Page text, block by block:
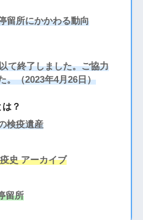
留所にかかわる動向
て終了しました。ご協力
。（2023年4月26日）
？
検疫遺産
史 アーカイブ
留所